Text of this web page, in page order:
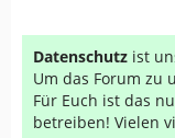
Datenschutz ist
Um das Forum
Für Euch ist das
betreiben! Vielen